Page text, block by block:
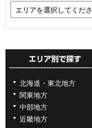
北海道・東北地方
関東地方
中部地方
近畿地方